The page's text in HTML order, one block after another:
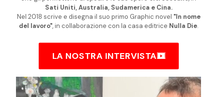
Sati Uniti, Australia, Sudamerica e Cina.
Nel 2018 scrive e disegna il suo primo Graphic novel "In nome
del lavoro", in collaborazione con la casa editrice Nulla Die.
LA NOSTRA INTERVISTA